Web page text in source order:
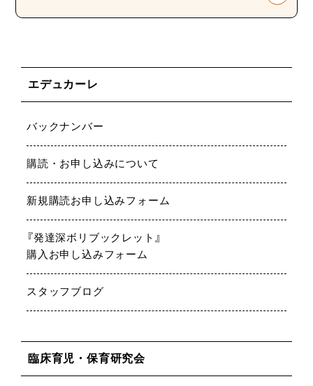
エデュカーレ
バックナンバー
購読・お申し込みについて
新規購読お申し込みフォーム
『発達深ボリブックレット』
購入お申し込みフォーム
スタッフブログ
臨床育児・保育研究会